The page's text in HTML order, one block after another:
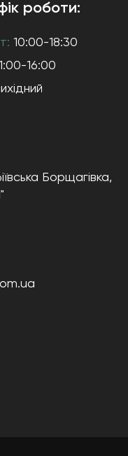
роботи:
10:00-18:30
16:00
Борщагівка,